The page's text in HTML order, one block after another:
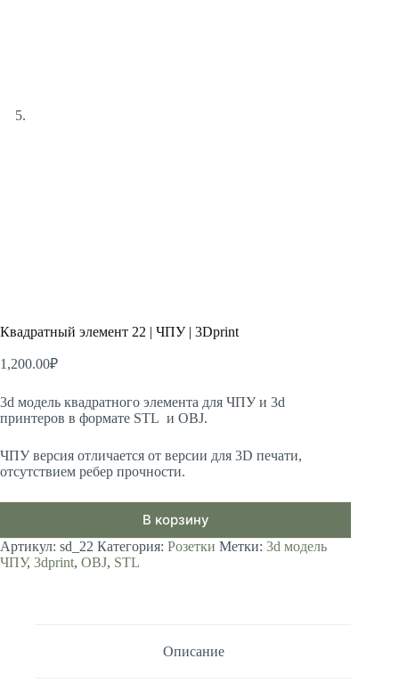
Квадратный элемент 22 | ЧПУ | 3Dprint
1,200.00₽
3d модель квадратного элемента для ЧПУ и 3d
принтеров в формате STL и OBJ.
ЧПУ версия отличается от версии для 3D печати,
отсутствием ребер прочности.
В корзину
Артикул: sd_22 Категория: Розетки Метки: 3d модель
ЧПУ, 3dprint, OBJ, STL
Описание